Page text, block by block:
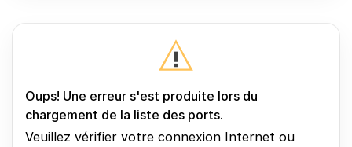
Oups! Une erreur s'est produite lors du
chargement de la liste des ports.
Veuillez vérifier votre connexion Internet ou